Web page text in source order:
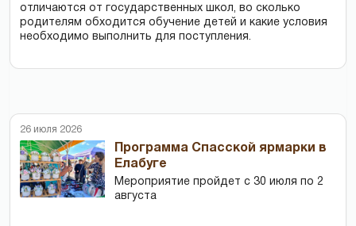
отличаются от государственных школ, во сколько
родителям обходится обучение детей и какие условия
необходимо выполнить для поступления.
26 июля 2026
Программа Спасской ярмарки в
Елабуге
Мероприятие пройдет с 30 июля по 2
августа